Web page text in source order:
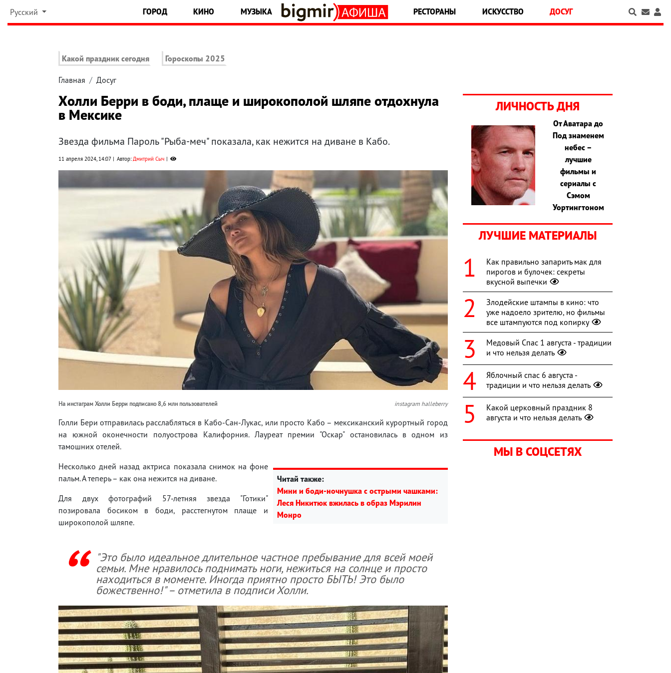
Русский ГОРОД КИНО МУЗЫКА РЕСТОРАНЫ ИСКУССТВО ДОСУГ
Какой праздник сегодня Гороскопы 2025
Главная Досуг
Холли Берри в боди, плаще и широкополой шляпе отдохнула
в Мексике
Звезда фильма Пароль "Рыба-меч" показала, как нежится на диване в Кабо.
11 апреля 2024, 14:07 Автор:Дмитрий Сыч
На инстаграм Холли Берри подписано 8,6 млн пользователей instagram halleberry
Голли Бери отправилась расслабляться в Кабо-Сан-Лукас, или просто Кабо – мексиканский курортный город
на южной оконечности полуострова Калифорния. Лауреат премии "Оскар" остановилась в одном из
тамошних отелей.
Читай также:
Мини и боди-ночнушка с острыми чашками:
Леся Никитюк вжилась в образ Мэрилин
Монро
Несколько дней назад актриса показала снимок на фоне
пальм. А теперь – как она нежится на диване.
Для двух фотографий 57-летняя звезда "Готики"
позировала босиком в боди, расстегнутом плаще и
широкополой шляпе.
"Это было идеальное длительное частное пребывание для всей моей
семьи. Мне нравилось поднимать ноги, нежиться на солнце и просто
находиться в моменте. Иногда приятно просто БЫТЬ! Это было
божественно!" – отметила в подписи Холли.
ЛИЧНОСТЬ ДНЯ
От Аватара до
Под знаменем
небес –
лучшие
фильмы и
сериалы с
Сэмом
Уортингтоном
ЛУЧШИЕ МАТЕРИАЛЫ
Как правильно запарить мак для
пирогов и булочек: секреты
вкусной выпечки
Злодейские штампы в кино: что
уже надоело зрителю, но фильмы
все штампуются под копирку
Медовый Спас 1 августа - традиции
и что нельзя делать
Яблочный спас 6 августа -
традиции и что нельзя делать
Какой церковный праздник 8
августа и что нельзя делать
МЫ В СОЦСЕТЯХ